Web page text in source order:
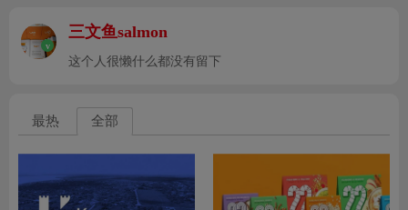
v
三文鱼salmon
这个人很懒什么都没有留下
最热 全部